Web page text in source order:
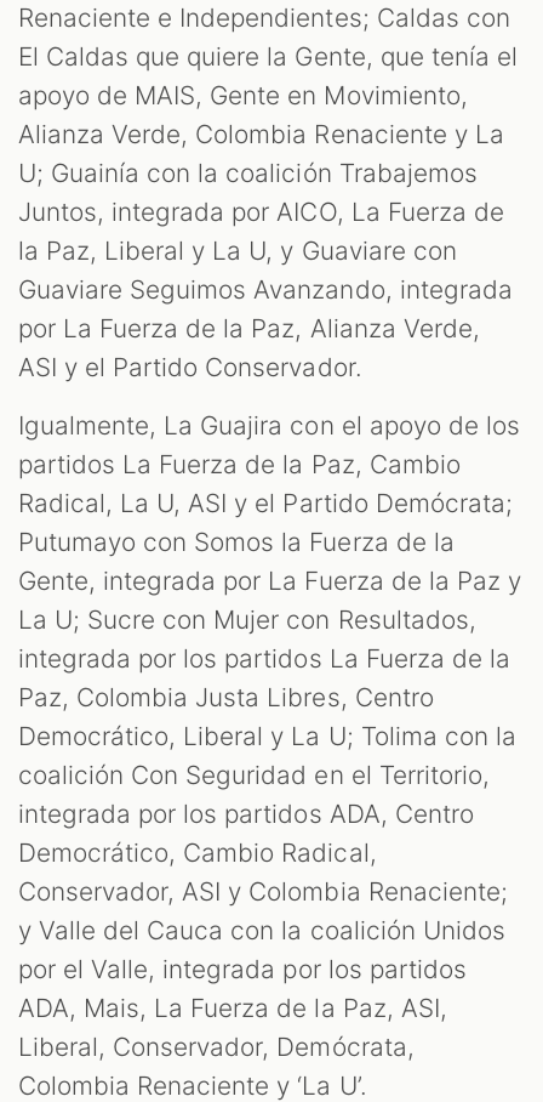
Renaciente e Independientes; Caldas con
El Caldas que quiere la Gente, que tenía el
apoyo de MAIS, Gente en Movimiento,
Alianza Verde, Colombia Renaciente y La
U; Guainía con la coalición Trabajemos
Juntos, integrada por AICO, La Fuerza de
la Paz, Liberal y La U, y Guaviare con
Guaviare Seguimos Avanzando, integrada
por La Fuerza de la Paz, Alianza Verde,
ASI y el Partido Conservador.
Igualmente, La Guajira con el apoyo de los
partidos La Fuerza de la Paz, Cambio
Radical, La U, ASI y el Partido Demócrata;
Putumayo con Somos la Fuerza de la
Gente, integrada por La Fuerza de la Paz y
La U; Sucre con Mujer con Resultados,
integrada por los partidos La Fuerza de la
Paz, Colombia Justa Libres, Centro
Democrático, Liberal y La U; Tolima con la
coalición Con Seguridad en el Territorio,
integrada por los partidos ADA, Centro
Democrático, Cambio Radical,
Conservador, ASI y Colombia Renaciente;
y Valle del Cauca con la coalición Unidos
por el Valle, integrada por los partidos
ADA, Mais, La Fuerza de la Paz, ASI,
Liberal, Conservador, Demócrata,
Colombia Renaciente y ‘La U’.